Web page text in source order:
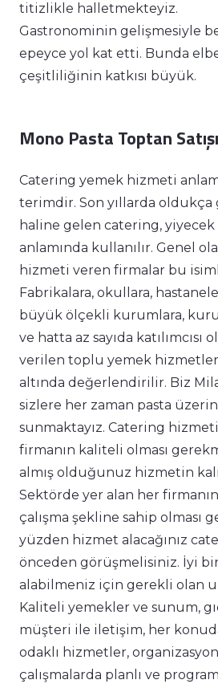
titizlikle halletmekteyiz.
Gastronominin gelişmesiyle
epeyce yol kat etti. Bunda
çeşitliliğinin katkısı büyük.
Mono Pasta Toptan Satışı
Catering yemek hizmeti
terimdir. Son yıllarda
haline gelen catering,
anlamında kullanılır. Genel
hizmeti veren firmalar bu
Fabrikalara, okullara,
büyük ölçekli kurumlara,
ve hatta az sayıda katılımcısı
verilen toplu yemek
altında değerlendirilir. Biz
sizlere her zaman pasta
sunmaktayız. Catering hizmeti
firmanın kaliteli olması
almış olduğunuz hizmetin
Sektörde yer alan her
çalışma şekline sahip olması
yüzden hizmet alacağınız
önceden görüşmelisiniz. İyi
alabilmeniz için gerekli olan
Kaliteli yemekler ve sunum,
müşteri ile iletişim, her
odaklı hizmetler,
çalışmalarda planlı ve